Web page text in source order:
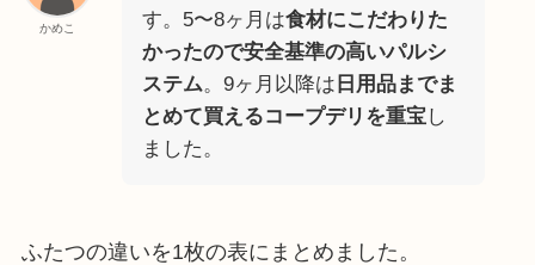
かめこ
す。5〜8ヶ月は食材にこだわりた
かったので安全基準の高いパルシ
ステム。9ヶ月以降は 日用品までま
とめて買えるコープデリを重宝 し
ました。
ふたつの違いを1枚の表にまとめました。